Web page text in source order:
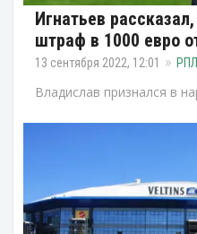
Игнатьев
штраф в 1000 евро
13 сентября 2022, 12:01 РПЛ
Владислав признался в